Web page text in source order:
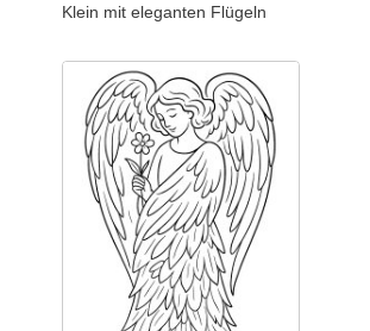
Klein mit eleganten Flügeln